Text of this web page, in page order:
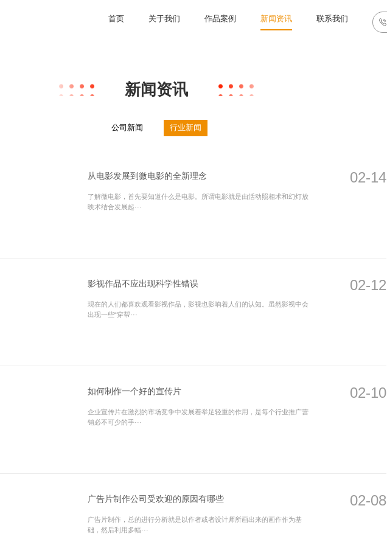
首页 关于我们 作品案例 新闻资讯 联系我们
新闻资讯
公司新闻 行业新闻
从电影发展到微电影的全新理念
了解微电影，首先要知道什么是电影。所谓电影就是由活动照相术和幻灯放
映术结合发展起···
02-14
影视作品不应出现科学性错误
现在的人们都喜欢观看影视作品，影视也影响着人们的认知。虽然影视中会
出现一些“穿帮···
02-12
如何制作一个好的宣传片
企业宣传片在激烈的市场竞争中发展着举足轻重的作用，是每个行业推广营
销必不可少的手···
02-10
广告片制作公司受欢迎的原因有哪些
广告片制作，总的进行分析就是以作者或者设计师所画出来的画作作为基
础，然后利用多幅···
02-08